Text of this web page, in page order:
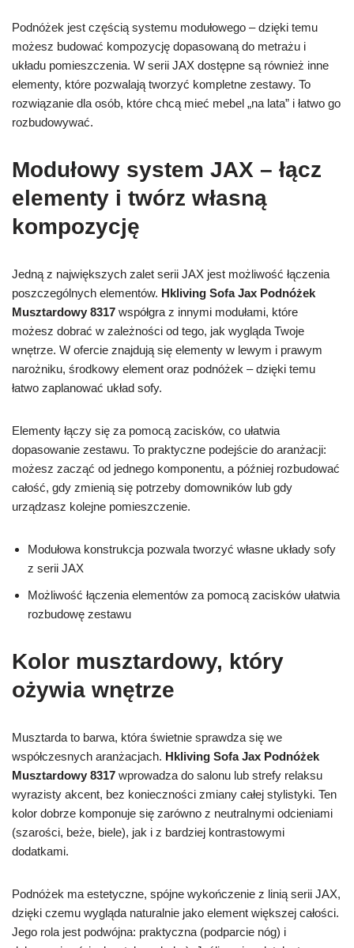
Podnóżek jest częścią systemu modułowego – dzięki temu
możesz budować kompozycję dopasowaną do metrażu i
układu pomieszczenia. W serii JAX dostępne są również inne
elementy, które pozwalają tworzyć kompletne zestawy. To
rozwiązanie dla osób, które chcą mieć mebel „na lata” i łatwo go
rozbudowywać.
Modułowy system JAX – łącz
elementy i twórz własną
kompozycję
Jedną z największych zalet serii JAX jest możliwość łączenia
poszczególnych elementów. Hkliving Sofa Jax Podnóżek
Musztardowy 8317 współgra z innymi modułami, które
możesz dobrać w zależności od tego, jak wygląda Twoje
wnętrze. W ofercie znajdują się elementy w lewym i prawym
narożniku, środkowy element oraz podnóżek – dzięki temu
łatwo zaplanować układ sofy.
Elementy łączy się za pomocą zacisków, co ułatwia
dopasowanie zestawu. To praktyczne podejście do aranżacji:
możesz zacząć od jednego komponentu, a później rozbudować
całość, gdy zmienią się potrzeby domowników lub gdy
urządzasz kolejne pomieszczenie.
Modułowa konstrukcja pozwala tworzyć własne układy sofy
z serii JAX
Możliwość łączenia elementów za pomocą zacisków ułatwia
rozbudowę zestawu
Kolor musztardowy, który
ożywia wnętrze
Musztarda to barwa, która świetnie sprawdza się we
współczesnych aranżacjach. Hkliving Sofa Jax Podnóżek
Musztardowy 8317 wprowadza do salonu lub strefy relaksu
wyrazisty akcent, bez konieczności zmiany całej stylistyki. Ten
kolor dobrze komponuje się zarówno z neutralnymi odcieniami
(szarości, beże, biele), jak i z bardziej kontrastowymi
dodatkami.
Podnóżek ma estetyczne, spójne wykończenie z linią serii JAX,
dzięki czemu wygląda naturalnie jako element większej całości.
Jego rola jest podwójna: praktyczna (podparcie nóg) i